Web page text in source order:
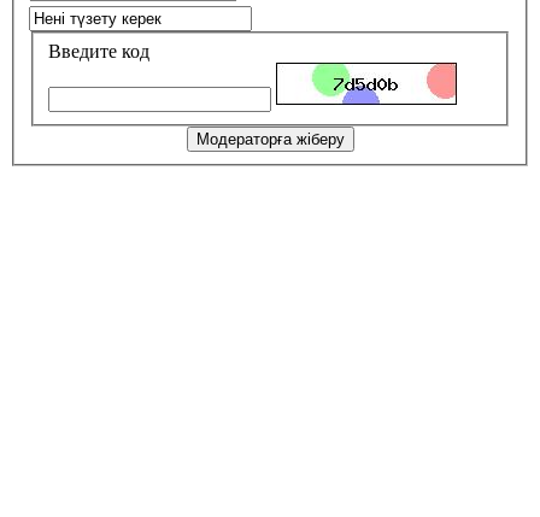
Введите код
Модераторға жіберу